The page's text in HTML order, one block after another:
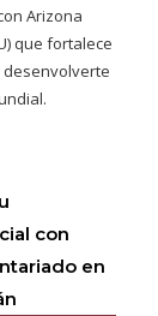
Arizona
que fortalece
con
en